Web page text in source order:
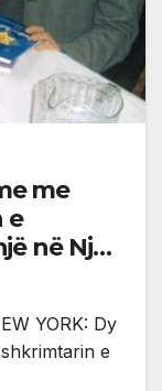
me
e
në Nju
YORK: Dy
e